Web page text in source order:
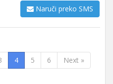
Naruči preko SMS
4 5 6 Next »